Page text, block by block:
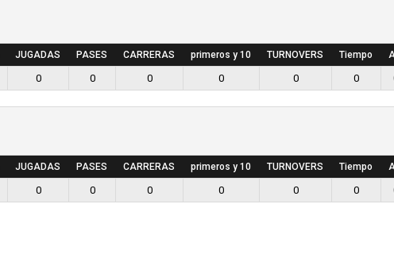
JUGADAS PASES CARRERAS primeros y 10 TURNOVERS Tiempo
0 0 0 0 0 0
JUGADAS PASES CARRERAS primeros y 10 TURNOVERS Tiempo
0 0 0 0 0 0